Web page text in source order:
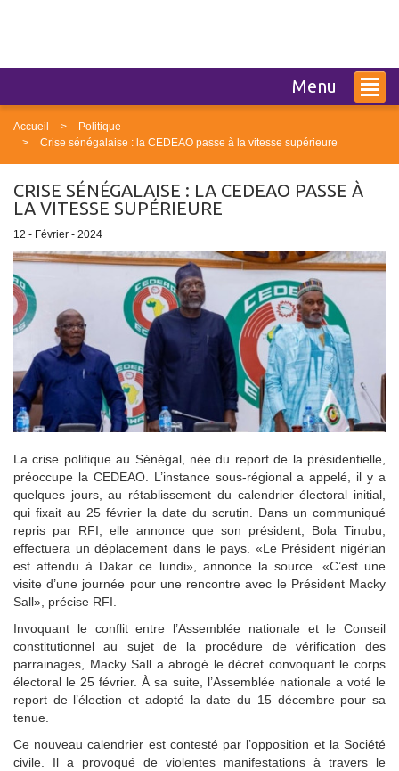
Menu
Accueil
Politique
Crise sénégalaise : la CEDEAO passe à la vitesse supérieure
CRISE SÉNÉGALAISE : LA CEDEAO PASSE À
LA VITESSE SUPÉRIEURE
12 - Février - 2024
La crise politique au Sénégal, née du report de la présidentielle,
préoccupe la CEDEAO. L’instance sous-régional a appelé, il y a
quelques jours, au rétablissement du calendrier électoral initial,
qui fixait au 25 février la date du scrutin. Dans un communiqué
repris par RFI, elle annonce que son président, Bola Tinubu,
effectuera un déplacement dans le pays. «Le Président nigérian
est attendu à Dakar ce lundi», annonce la source. «C’est une
visite d’une journée pour une rencontre avec le Président Macky
Sall», précise RFI.
Invoquant le conflit entre l’Assemblée nationale et le Conseil
constitutionnel au sujet de la procédure de vérification des
parrainages, Macky Sall a abrogé le décret convoquant le corps
électoral le 25 février. À sa suite, l’Assemblée nationale a voté le
report de l’élection et adopté la date du 15 décembre pour sa
tenue.
Ce nouveau calendrier est contesté par l’opposition et la Société
civile. Il a provoqué de violentes manifestations à travers le